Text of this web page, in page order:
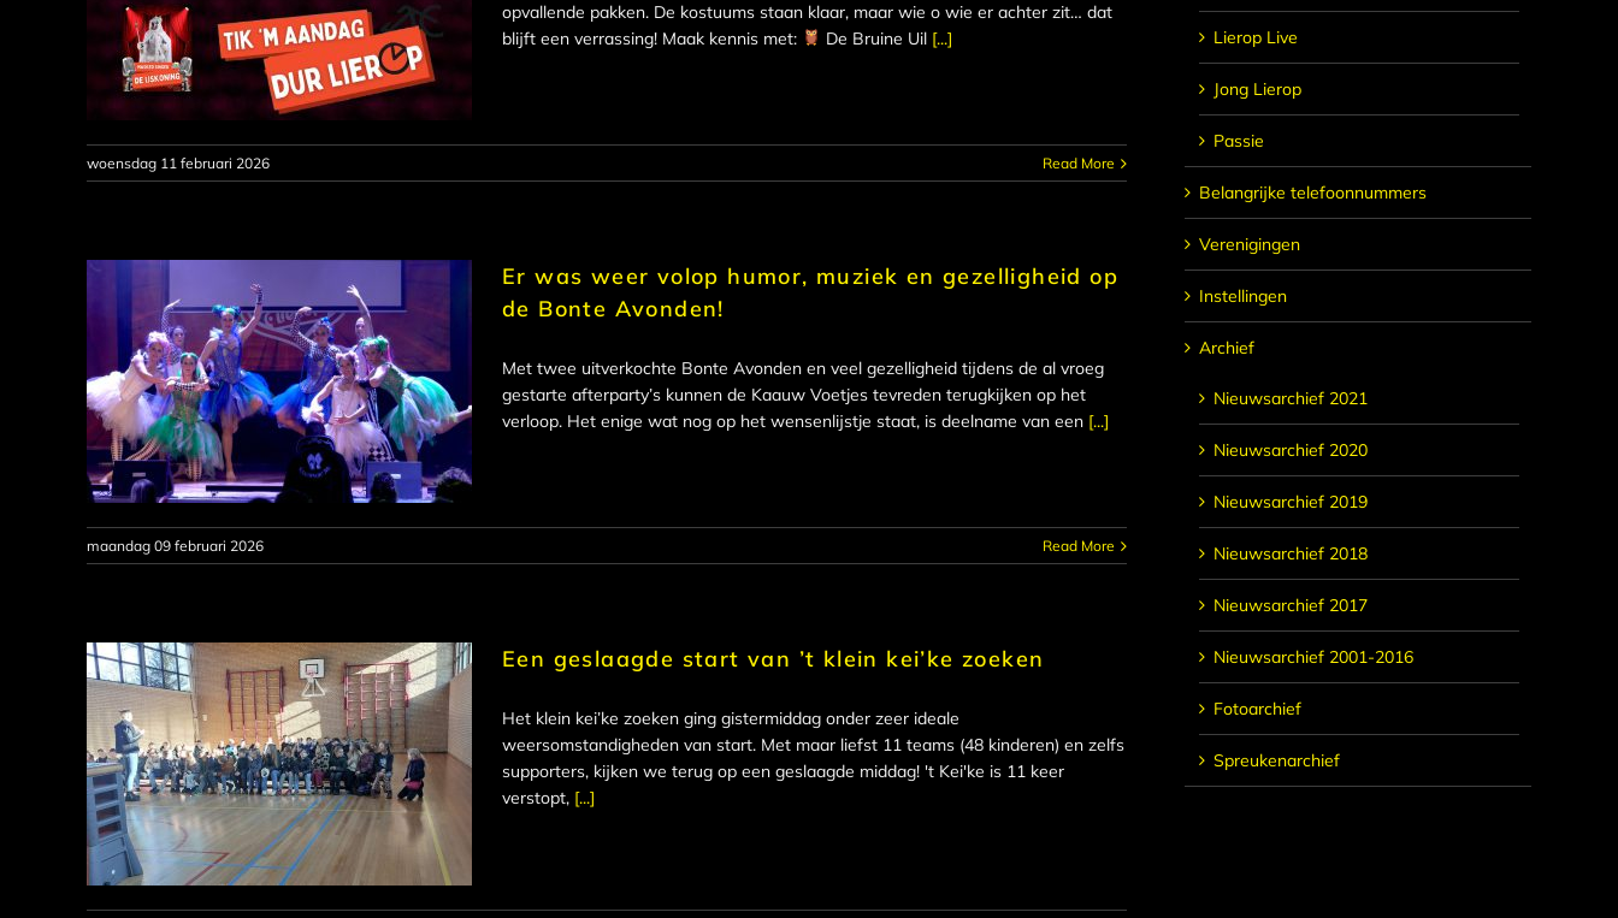
opvallende pakken. De kostuums staan klaar, maar wie o wie er achter zit… dat
blijft een verrassing! Maak kennis met:
De Bruine Uil[...]
woensdag 11 februari 2026 Read More
Er was weer volop humor, muziek en gezelligheid op
de Bonte Avonden!
Met twee uitverkochte Bonte Avonden en veel gezelligheid tijdens de al vroeg
gestarte afterparty’s kunnen de Kaauw Voetjes tevreden terugkijken op het
verloop. Het enige wat nog op het wensenlijstje staat, is deelname van een [...]
maandag 09 februari 2026 Read More
Een geslaagde start van ’t klein kei’ke zoeken
Het klein kei’ke zoeken ging gistermiddag onder zeer ideale
weersomstandigheden van start. Met maar liefst 11 teams (48 kinderen) en zelfs
supporters, kijken we terug op een geslaagde middag! 't Kei'ke is 11 keer
verstopt, [...]
Lierop Live
Jong Lierop
Passie
Belangrijke telefoonnummers
Verenigingen
Instellingen
Archief
Nieuwsarchief 2021
Nieuwsarchief 2020
Nieuwsarchief 2019
Nieuwsarchief 2018
Nieuwsarchief 2017
Nieuwsarchief 2001-2016
Fotoarchief
Spreukenarchief